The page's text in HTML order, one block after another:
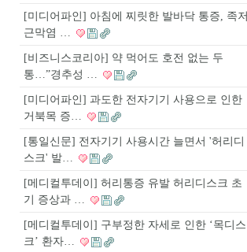
[미디어파인] 아침에 찌릿한 발바닥 통증, 족저
근막염 …
[비즈니스코리아] 약 먹어도 호전 없는 두
통…”경추성 …
[미디어파인] 과도한 전자기기 사용으로 인한
거북목 증…
[통일신문] 전자기기 사용시간 늘면서 '허리디
스크' 발…
[메디컬투데이] 허리통증 유발 허리디스크 초
기 증상과 …
[메디컬투데이] 구부정한 자세로 인한 ‘목디스
크’ 환자…